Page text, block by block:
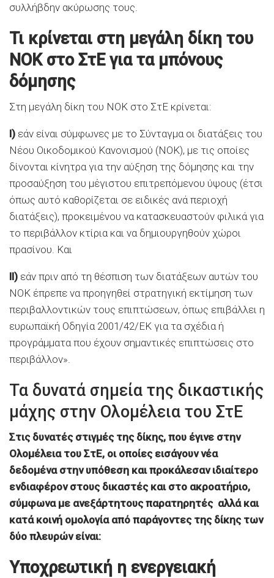
συλλήβδην ακύρωσης τους.
Τι κρίνεται στη μεγάλη δίκη του
ΝΟΚ στο ΣτΕ για τα μπόνους
δόμησης
Στη μεγάλη δίκη του ΝΟΚ στο ΣτΕ κρίνεται:
Ι) εάν είναι σύμφωνες με το Σύνταγμα οι διατάξεις του
Νέου Οικοδομικού Κανονισμού (ΝΟΚ), με τις οποίες
δίνονται κίνητρα για την αύξηση της δόμησης και την
προσαύξηση του μέγιστου επιτρεπόμενου ύψους (έτσι
όπως αυτό καθορίζεται σε ειδικές ανά περιοχή
διατάξεις), προκειμένου να κατασκευαστούν φιλικά για
το περιβάλλον κτίρια και να δημιουργηθούν χώροι
πρασίνου. Και
ΙΙ) εάν πριν από τη θέσπιση των διατάξεων αυτών του
ΝΟΚ έπρεπε να προηγηθεί στρατηγική εκτίμηση των
περιβαλλοντικών τους επιπτώσεων, όπως επιβάλλει η
ευρωπαϊκή Οδηγία 2001/42/ΕΚ για τα σχέδια ή
προγράμματα που έχουν σημαντικές επιπτώσεις στο
περιβάλλον».
Τα δυνατά σημεία της δικαστικής
μάχης στην Ολομέλεια του ΣτΕ
Στις δυνατές στιγμές της δίκης, που έγινε στην
Ολομέλεια του ΣτΕ, οι οποίες εισάγουν νέα
δεδομένα στην υπόθεση και προκάλεσαν ιδιαίτερο
ενδιαφέρον στους δικαστές και στο ακροατήριο,
σύμφωνα με ανεξάρτητους παρατηρητές αλλά και
κατά κοινή ομολογία από παράγοντες της δίκης των
δύο πλευρών είναι:
Υποχρεωτική η ενεργειακή